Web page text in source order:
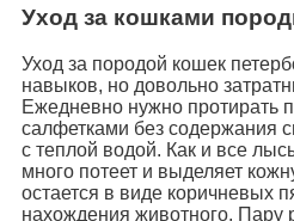
Уход за кошками
Уход за породой кошек
навыков, но довольно
Ежедневно нужно протирать
салфетками без содержания
с теплой водой. Как и все
много потеет и выделяет
остается в виде коричневых
нахождения животного. Пару